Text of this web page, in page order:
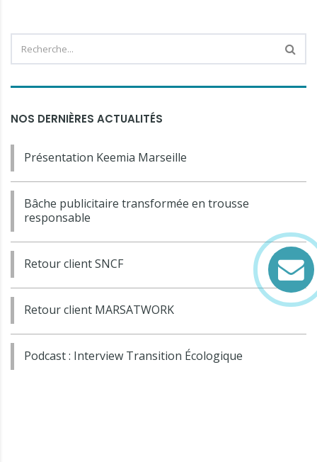
NOS DERNIÈRES ACTUALITÉS
Présentation Keemia Marseille
Bâche publicitaire transformée en trousse
responsable
Retour client SNCF
Retour client MARSATWORK
Podcast : Interview Transition Écologique